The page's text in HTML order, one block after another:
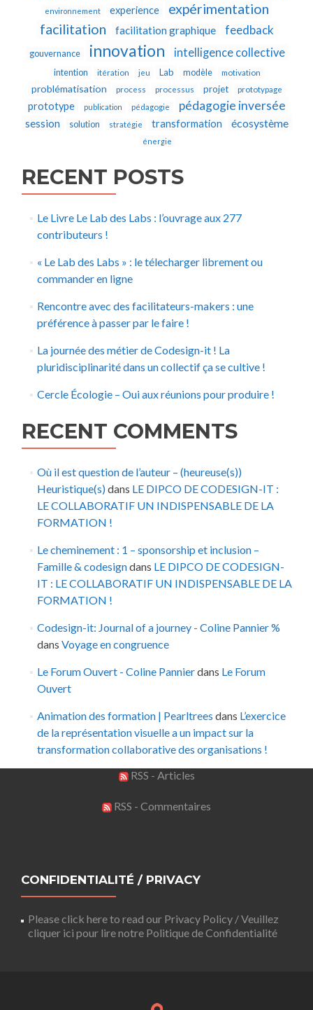
environnement experience
expérimentation
facilitation
facilitation graphique feedback
gouvernance innovation intelligence collective
intention itération jeu Lab modèle motivation
problématisation process processus projet prototypage
prototype publication pédagogie pédagogie inversée
session solution stratégie transformation écosystème
énergie
RECENT POSTS
Le Livre Le Lab des Labs : l’ouvrage aux 277
contributeurs !
« Le Lab des Labs » : le télecharger librement ou
commander en ligne
Rencontre avec des facilitateurs-makers : une
préférence à passer par le faire !
La journée des métier de Codesign-it ! La
pluridisciplinarité dans un collectif ça se cultive !
Cercle Écologie – Oui aux réunions pour produire !
RECENT COMMENTS
Où il est question de l’auteur – (heureuse(s))
Heuristique(s)dans LE DIPCO DE CODESIGN-IT :
LE COLLABORATIF UN INDISPENSABLE DE LA
FORMATION !
Le cheminement : 1 – sponsorship et inclusion –
Famille & codesigndans LE DIPCO DE CODESIGN-
IT : LE COLLABORATIF UN INDISPENSABLE DE LA
FORMATION !
Codesign-it: Journal of a journey - Coline Pannier %
dans Voyage en congruence
Le Forum Ouvert - Coline Pannierdans Le Forum
Ouvert
Animation des formation | Pearltrees dans L’exercice
de la représentation visuelle a un impact sur la
transformation collaborative des organisations !
RSS - Articles
RSS - Commentaires
CONFIDENTIALITÉ / PRIVACY
Please click here to read our Privacy Policy / Veuillez
cliquer ici pour lire notre Politique de Confidentialité